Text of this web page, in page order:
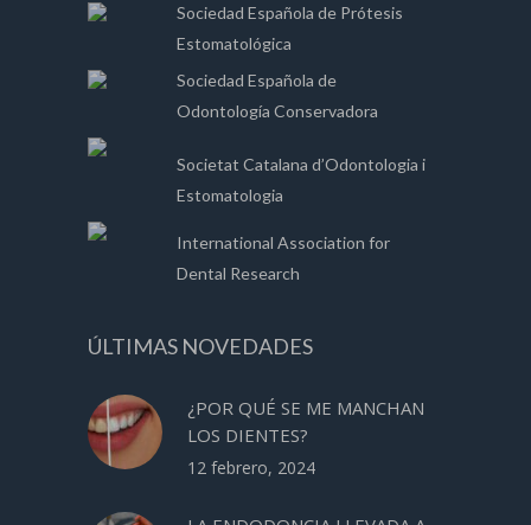
Sociedad Española de Prótesis
Estomatológica
Sociedad Española de
Odontología Conservadora
Societat Catalana d’Odontologia i
Estomatologia
International Association for
Dental Research
ÚLTIMAS NOVEDADES
¿POR QUÉ SE ME MANCHAN
LOS DIENTES?
12 febrero, 2024